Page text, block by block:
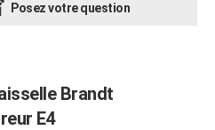
Posez votre question
Brandt
E4